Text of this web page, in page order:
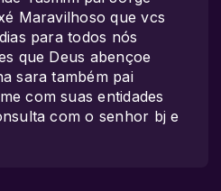
Maravilhoso que vcs
para todos nós
que Deus abençoe
sara também pai
com suas entidades
com o senhor bj e